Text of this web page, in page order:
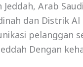
Jeddah, Arab
dan Distrik
pelanggan
Dengan